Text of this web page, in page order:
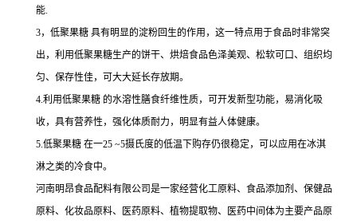
能.
3，低聚果糖 具有明显的淀粉回生的作用，这一特点用于食品时非常突
出，利用低聚果糖生产的饼干、烘焙食品色泽美观、松软可口、组织均
匀、保存性佳，可大大延长存放期。
4.利用低聚果糖 的水溶性膳食纤维性质，可开发新型功能，易消化吸
收，具有营养性，强化体质耐力，明显有益人体健康。
5.低聚果糖 在一25 ~5摄氏度的低温下购存仍很稳定，可以应用在冰淇
淋之类的冷食中。
河南明昂食品配料有限公司是一家经营化工原料、食品添加剂、保健品
原料、化妆品原料、医药原料、植物提取物、医药中间体为主要产品原